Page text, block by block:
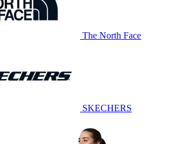
The North Face
SKECHERS